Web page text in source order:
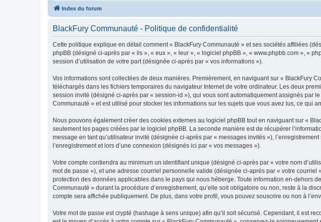
Index du forum
BlackFury Communauté - Politique de confidentialité
Cette politique explique en détail comment « BlackFury Communauté » et ses sociétés affiliées
phpBB (désigné ci-après par « ils », « eux », « leur », « logiciel phpBB », « www.phpbb.com », «
session d’utilisation de votre part (désignée ci-après par « vos informations »).
Vos informations sont collectées de deux manières. Premièrement, en naviguant sur « BlackFury
téléchargés dans les fichiers temporaires du navigateur Internet de votre ordinateur. Les deux
session invité (désigné ci-après par « session-id »), qui vous sont automatiquement assignés par
Communauté » et est utilisé pour stocker les informations sur les sujets que vous avez lus, ce qui
Nous pouvons également créer des cookies externes au logiciel phpBB tout en naviguant sur «
seulement les pages créées par le logiciel phpBB. La seconde manière est de récupérer
message en tant qu’utilisateur invité (désignée ci-après par « messages invités »),
l’enregistrement et lors d’une connexion (désignés ici par « vos messages »).
Votre compte contiendra au minimum un identifiant unique (désigné ci-après par « votre nom
mot de passe »), et une adresse courriel personnelle valide (désignée ci-après par « votre
protection des données applicables dans le pays qui nous héberge. Toute information en-dehors
Communauté » durant la procédure d’enregistrement, qu’elle soit obligatoire ou non, reste à la
compte sera affichée publiquement. De plus, dans votre profil, vous pouvez souscrire ou non à
Votre mot de passe est crypté (hashage à sens unique) afin qu’il soit sécurisé. Cependant, il est